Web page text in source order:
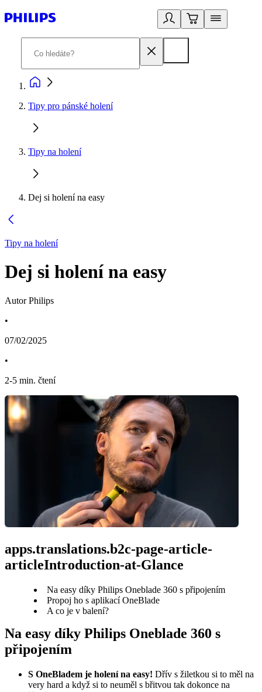
Tipy pro pánské holení
Tipy na holení
Dej si holení na easy
Tipy na holení
Dej si holení na easy
Autor Philips
•
07/02/2025
•
2-5 min. čtení
apps.translations.b2c-page-article-
articleIntroduction-at-Glance
Na easy díky Philips Oneblade 360 s připojením
Propoj ho s aplikací OneBlade
A co je v balení?
Na easy díky Philips Oneblade 360 s
připojením
S OneBladem je holení na easy! Dřív s žiletkou si to měl na
very hard a když si to neuměl s břitvou tak dokonce na